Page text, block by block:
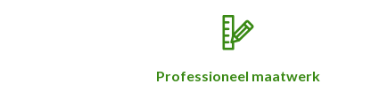
Professioneel maatwerk